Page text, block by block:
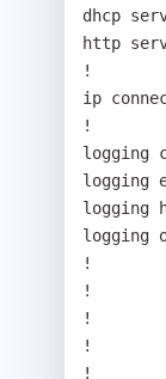
dhcp
http
!
ip
!
logging
logging
logging
logging
!
!
!
!
!